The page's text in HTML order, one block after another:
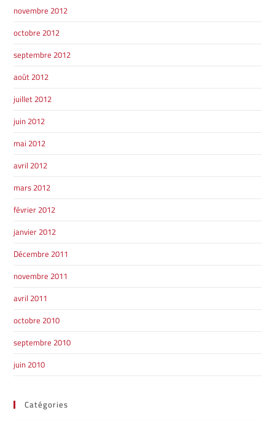
novembre 2012
octobre 2012
septembre 2012
août 2012
juillet 2012
juin 2012
mai 2012
avril 2012
mars 2012
février 2012
janvier 2012
Décembre 2011
novembre 2011
avril 2011
octobre 2010
septembre 2010
juin 2010
Catégories